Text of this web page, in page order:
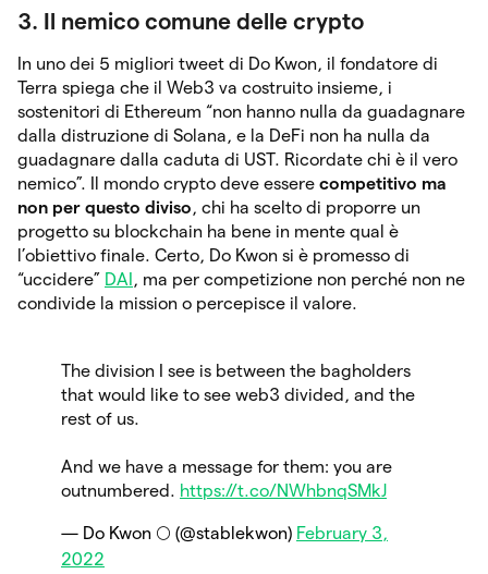
3. Il nemico comune delle crypto
In uno dei 5 migliori tweet di Do Kwon, il fondatore di
Terra spiega che il Web3 va costruito insieme, i
sostenitori di Ethereum “non hanno nulla da guadagnare
dalla distruzione di Solana, e la DeFi non ha nulla da
guadagnare dalla caduta di UST. Ricordate chi è il vero
nemico”. Il mondo crypto deve essere competitivo ma
non per questo diviso, chi ha scelto di proporre un
progetto su blockchain ha bene in mente qual è
l’obiettivo finale. Certo, Do Kwon si è promesso di
“uccidere” DAI , ma per competizione non perché non ne
condivide la mission o percepisce il valore.
The division I see is between the bagholders
that would like to see web3 divided, and the
rest of us.
And we have a message for them: you are
outnumbered. https://t.co/NWhbnqSMkJ
— Do Kwon 🌕 (@stablekwon) February 3,
2022